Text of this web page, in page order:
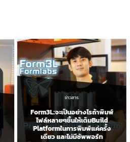
ข่าวสาร
Form3L:จะเป็นอย่างไรถ้าพิมพ์
ไฟล์หลายๆชิ้นให้เต็มBuild
Platformในการพิมพ์แค่ครั้ง
เดียว และไม่มีซัพพอร์ท